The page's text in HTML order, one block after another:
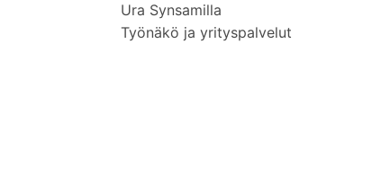
Ura Synsamilla
Työnäkö ja yrityspalvelut